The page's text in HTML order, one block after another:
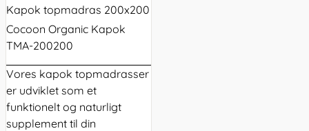
Kapok topmadras 200x200
Cocoon Organic Kapok
TMA-200200
Vores kapok topmadrasser
er udviklet som et
funktionelt og naturligt
supplement til din